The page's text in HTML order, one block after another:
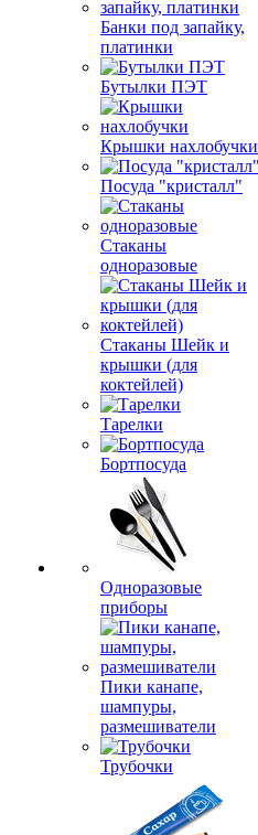
Банки под запайку,
платинки
Бутылки ПЭТ
Крышки нахлобучки
Посуда "кристалл"
Стаканы
одноразовые
Стаканы Шейк и
крышки (для
коктейлей)
Тарелки
Бортпосуда
Одноразовые
приборы
Пики канапе,
шампуры,
размешиватели
Трубочки